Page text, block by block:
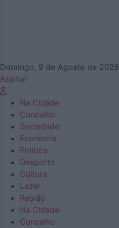
Domingo, 9 de Agosto de 2026
Assinar
Na Cidade
Concelho
Sociedade
Economia
Política
Desporto
Cultura
Lazer
Região
Na Cidade
Concelho